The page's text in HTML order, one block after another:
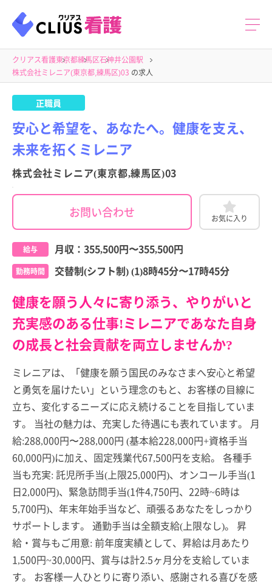
クリアス看護東京都練馬区石神井公園駅
株式会社ミレニア(東京都,練馬区)03 の求人
正職員
安心と希望を、あなたへ。健康を支え、
未来を拓くミレニア
株式会社ミレニア(東京都,練馬区)03
お問い合わせ お気に入り
給与 月収： 355,500円〜355,500円
勤務時間 交替制(シフト制) (1)8時45分〜17時45分
健康を願う人々に寄り添う、やりがいと
充実感のある仕事!ミレニアであなた自身
の成長と社会貢献を両立しませんか?
ミレニアは、「健康を願う国民のみなさまへ安心と希望
と勇気を届けたい」という理念のもと、お客様の目線に
立ち、変化するニーズに応え続けることを目指していま
す。 当社の魅力は、充実した待遇にも表れています。 月
給:288,000円〜288,000円 (基本給228,000円+資格手当
60,000円)に加え、固定残業代67,500円を支給。 各種手
当も充実: 託児所手当(上限25,000円)、オンコール手当(1
日2,000円)、緊急訪問手当(1件4,750円、22時~6時は
5,700円)、年末年始手当など、頑張るあなたをしっかり
サポートします。 通勤手当は全額支給(上限なし)。 昇
給・賞与もご用意: 前年度実績として、昇給は月あたり
1,500円~30,000円、賞与は計2.5ヶ月分を支給していま
す。 お客様一人ひとりに寄り添い、感謝される喜びを感